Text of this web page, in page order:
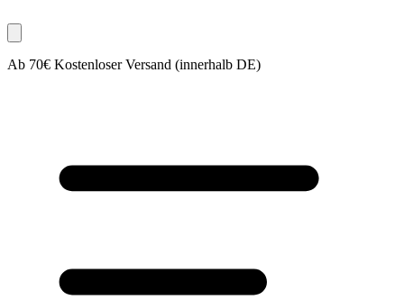
Ab 70€ Kostenloser Versand (innerhalb DE)